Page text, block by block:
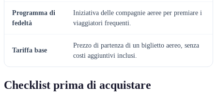
Programma di
fedeltà
Iniziativa delle compagnie aeree per premiare i
viaggiatori frequenti.
Tariffa base
Prezzo di partenza di un biglietto aereo, senza
costi aggiuntivi inclusi.
Checklist prima di acquistare